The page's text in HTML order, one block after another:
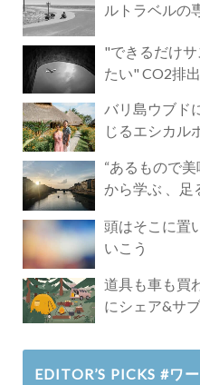
ルトラベルの
"できるだけ
たい" CO2排
バリ島ウブド
じるエシカル
“あるもので
から学ぶ 、足
頭はそこに置
いこう
道具も車も買
にシェア&サ
EDITOR’S PICKS #ワ